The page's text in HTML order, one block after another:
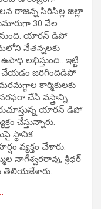
రాజన్న సిరిసిల్ల జిల్లా
30 వేల
యారన్ డిపో
నేతన్నలకు
లభిస్తుంది.. ఇట్టి
చేయడం జరిగిందిడిపో
కార్మికులకు
చేసి వస్త్రాన్ని
యారన్ డిపో
చేస్తున్నారు.
స్థానిక
వ్యక్తం చేశారు.
నాగేశ్వరరావు, శ్రీధర్
తెలియజేశారు.